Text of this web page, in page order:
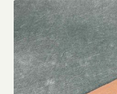
Przejdź
na
koniec
galerii